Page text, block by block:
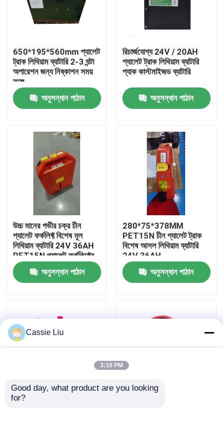
আমাদের সম্পর্কে
কারখানা ভ্রমণ
মান নিয়ন্ত্রণ
ফর্কলিফ্ট লিথিয়াম ব্যাটারি
৪৮ ভোল্ট লিথিয়াম-আয়ন ফর্কলিফ্ট ব্যাটারি
650*195*560mm প্যালেট
ট্রাক লিথিয়াম ব্যাটারি 2-3 ঘন্টা
অপারেশন জন্য নিষ্কাশন সময়
সঙ্গে
অনুসন্ধান পাঠান
রিচার্জযোগ্য 24V / 20AH
প্যালেট ট্রাক লিথিয়াম ব্যাটারি
প্যাক কাস্টমাইজড ব্যাটারি
অনুসন্ধান পাঠান
উচ্চ মানের গভীর চক্র চীন
প্যালেট ফর্কলিফ্ট বিশেষ মূল
লিথিয়াম ব্যাটারি 24V 36AH
PET15N প্যালেট ফর্কলিফ্টের
জন্য
অনুসন্ধান পাঠান
280*75*378MM
PET15N চীন প্যালেট ট্রাক
বিশেষ আসল লিথিয়াম ব্যাটারি
24V 36AH
অনুসন্ধান পাঠান
24V 40AH Pallet Truck
Cassie Liu
3:10 PM
Good day, what product are you looking
for?